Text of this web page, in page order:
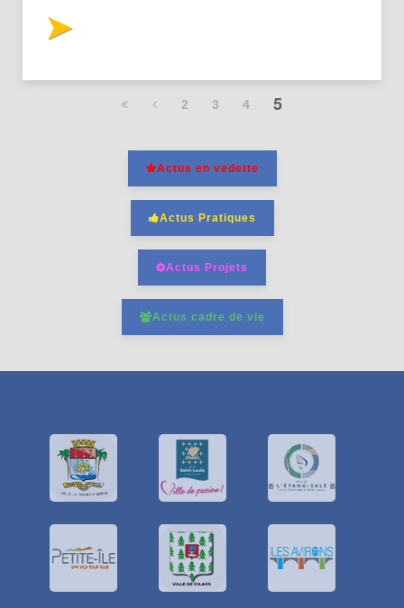
2 3 4 5
Actus en vedette
Actus Pratiques
Actus Projets
Actus cadre de vie